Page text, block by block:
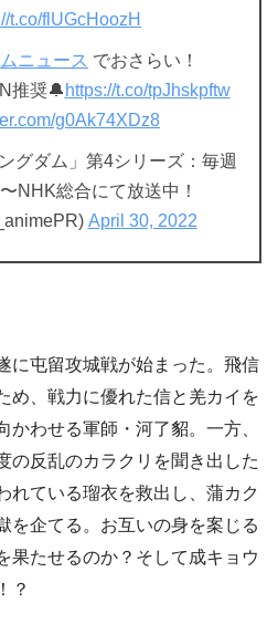
t.co/flUGcHoozH
ニュース でおさらい！
推奨🔔 https://t.co/tpJhskpftw
g0Ak74XDz8
グダム」第4シリーズ：毎週
NHK総合にて放送中！
April 30, 2022
に屯留攻城戦が始まった。飛信
め、戦力に優れた信と羌カイを
かわせる軍師・河了貂。一方、
の反乱のカラクリを聞き出した
れている瑠衣を救出し、蒲カク
を企てる。お互いの身を案じる
果たせるのか？そして成キョウ
？